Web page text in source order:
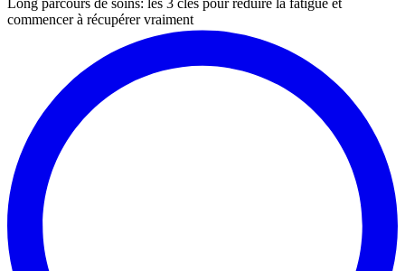
Long parcours de soins: les 3 clés pour réduire la fatigue et
commencer à récupérer vraiment